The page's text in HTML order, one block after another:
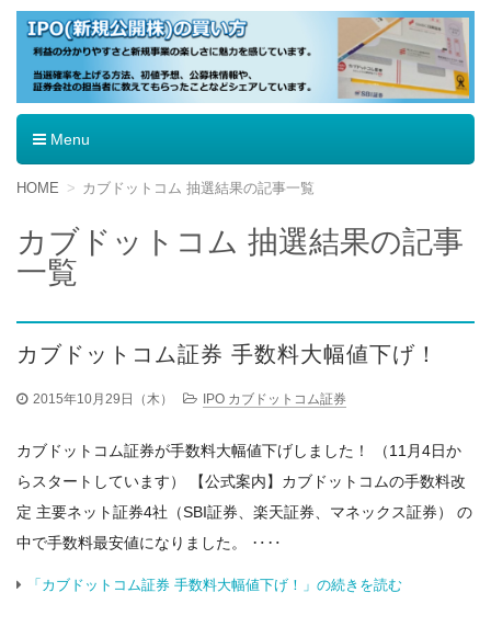
IPO（新規公開株）の買い方
Menu
コ
ン
ツ
へ
HOME カブドットコム 抽選結果の記事一覧
カブドットコム 抽選結果の記事
一覧
カブドットコム証券 手数料大幅値下げ！
2015年10月29日（木） IPO カブドットコム証券
カブドットコム証券が手数料大幅値下げしました！ （11月4日か
らスタートしています） 【公式案内】カブドットコムの手数料改
定 主要ネット証券4社（SBI証券、楽天証券、マネックス証券） の
中で手数料最安値になりました。 ‥‥
「カブドットコム証券 手数料大幅値下げ！」の続きを読む